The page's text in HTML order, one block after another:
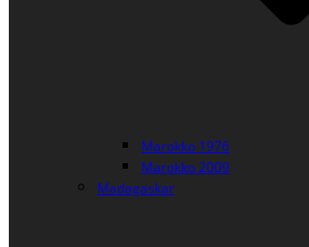
Marokko 1976
Marokko 2009
Madagaskar